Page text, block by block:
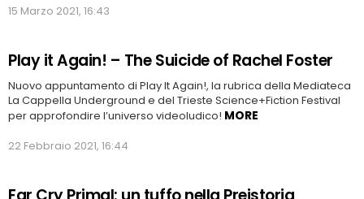
15 Marzo 2021, 16:43
Play it Again! – The Suicide of Rachel Foster
Nuovo appuntamento di Play It Again!, la rubrica della Mediateca
La Cappella Underground e del Trieste Science+Fiction Festival
per approfondire l’universo videoludico! MORE
22 Febbraio 2021, 16:44